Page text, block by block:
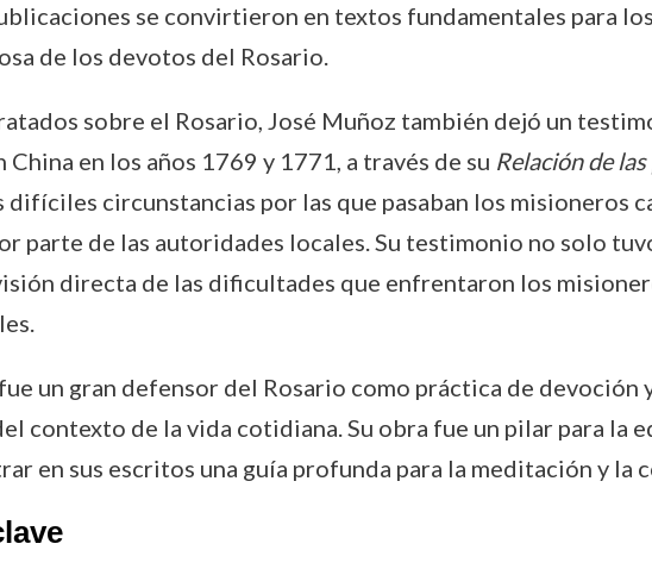
se convirtieron en textos fundamentales para
de los devotos del Rosario.
sobre el Rosario, José Muñoz también dejó un
en los años 1769 y 1771, a través de su Relación de
difíciles circunstancias por las que pasaban los misioneros
parte de las autoridades locales. Su testimonio no solo
directa de las dificultades que enfrentaron los
un gran defensor del Rosario como práctica de
contexto de la vida cotidiana. Su obra fue un pilar para la
en sus escritos una guía profunda para la meditación y